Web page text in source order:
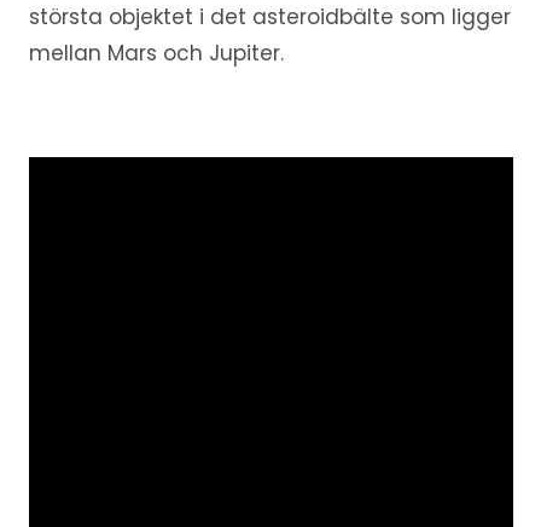
största objektet i det asteroidbälte som ligger
mellan Mars och Jupiter.